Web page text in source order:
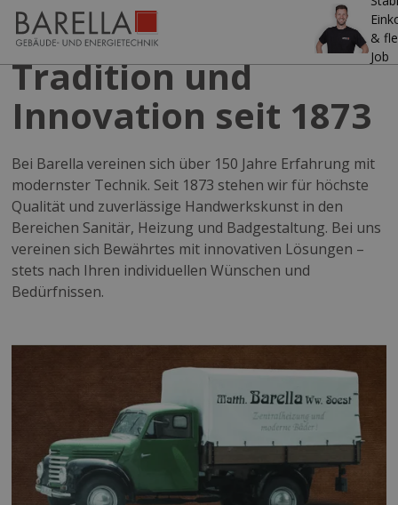
&
Job
Tradition und
Innovation seit 1873
Bei Barella vereinen sich über 150 Jahre Erfahrung mit
modernster Technik. Seit 1873 stehen wir für höchste
Qualität und zuverlässige Handwerkskunst in den
Bereichen Sanitär, Heizung und Badgestaltung. Bei uns
vereinen sich Bewährtes mit innovativen Lösungen –
stets nach Ihren individuellen Wünschen und
Bedürfnissen.